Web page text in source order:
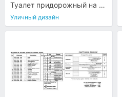
Туалет придорожный на два очка
Уличный дизайн